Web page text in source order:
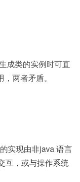
成类的实例时可直
两者矛盾。
实现由非java 语言
互，或与操作系统